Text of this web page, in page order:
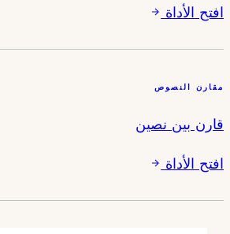
افتح الأداة
مقارن النصوص
قارن بين نصين
افتح الأداة